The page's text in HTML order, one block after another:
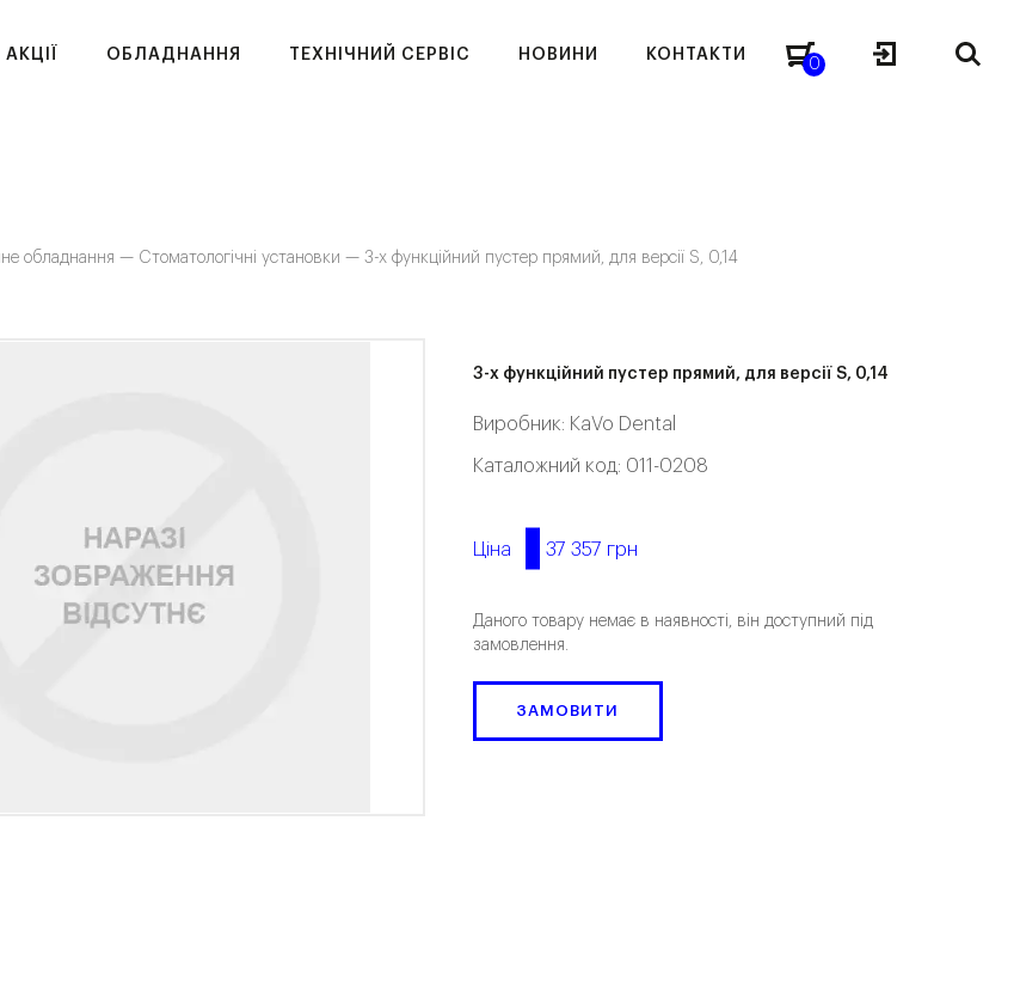
АКЦІЇ ОБЛАДНАННЯ ТЕХНІЧНИЙ СЕРВІС НОВИНИ КОНТАКТИ
0
обладнання — Стоматологічні установки —3-х функційний пустер прямий, для версії S, 0,14
3-х функційний пустер прямий, для версії S, 0,14
Виробник: KaVo Dental
Каталожний код: 011-0208
Ціна 37 357 грн
Даного товару немає в наявності, він доступний під
замовлення.
ЗАМОВИТИ